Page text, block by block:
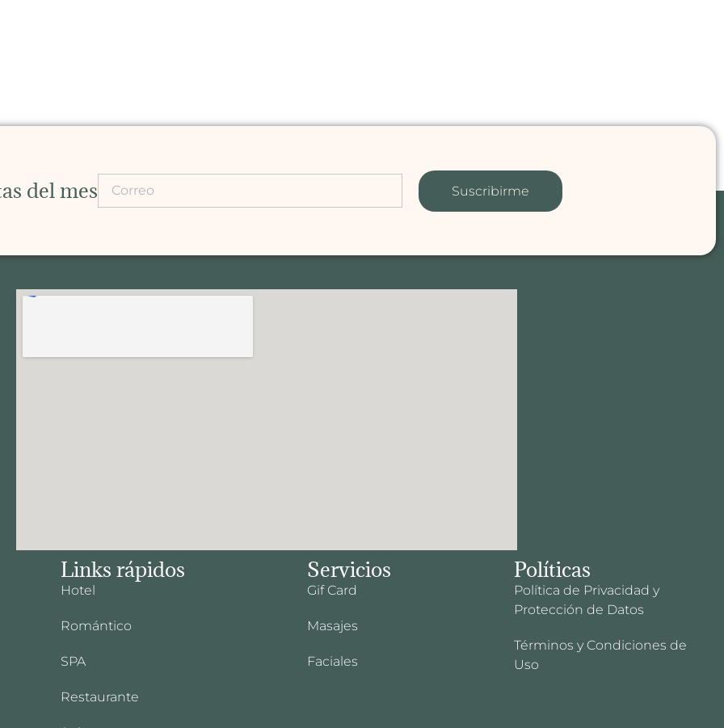
del mes Suscribirme
Links rápidos
Hotel
Romántico
SPA
Restaurante
Servicios
Gif Card
Masajes
Faciales
Políticas
Política de Privacidad y
Protección de Datos
Términos y Condiciones de
Uso